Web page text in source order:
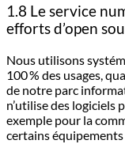
1.8 Le service
efforts d’open
Nous utilisons
100 % des usages,
de notre parc
n’utilise des logiciels
exemple pour la
certains